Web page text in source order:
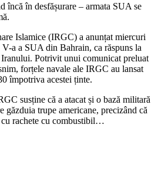
încă în desfășurare – armata SUA se
Islamice (IRGC) a anunțat miercuri
a a SUA din Bahrain, ca răspuns la
Potrivit unui comunicat preluat
forțele navale ale IRGC au lansat
împotriva acestei ținte.
susține că a atacat și o bază militară
găzduia trupe americane, precizând că
rachete cu combustibil…